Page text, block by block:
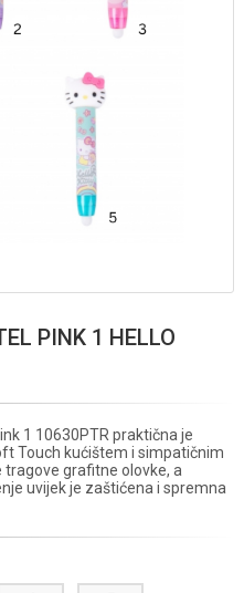
PINK 1 HELLO
1 10630PTR praktična je
Touch kućištem i simpatičnim
tragove grafitne olovke, a
uvijek je zaštićena i spremna